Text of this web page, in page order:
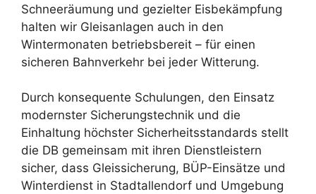
Schneeräumung und gezielter Eisbekämpfung
halten wir Gleisanlagen auch in den
Wintermonaten betriebsbereit – für einen
sicheren Bahnverkehr bei jeder Witterung.
Durch konsequente Schulungen, den Einsatz
modernster Sicherungstechnik und die
Einhaltung höchster Sicherheitsstandards stellt
die DB gemeinsam mit ihren Dienstleistern
sicher, dass Gleissicherung, BÜP-Einsätze und
Winterdienst in Stadtallendorf und Umgebung